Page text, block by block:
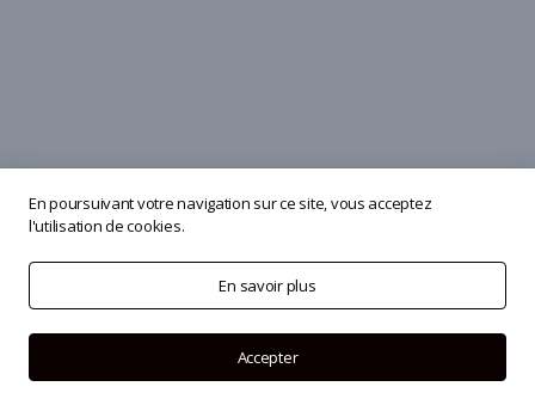
En poursuivant votre navigation sur ce site, vous acceptez
l'utilisation de cookies.
En savoir plus
Accepter